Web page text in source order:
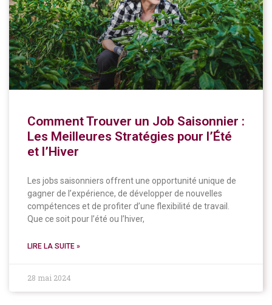
Comment Trouver un Job Saisonnier :
Les Meilleures Stratégies pour l’Été
et l’Hiver
Les jobs saisonniers offrent une opportunité unique de
gagner de l’expérience, de développer de nouvelles
compétences et de profiter d’une flexibilité de travail.
Que ce soit pour l’été ou l’hiver,
LIRE LA SUITE »
28 mai 2024